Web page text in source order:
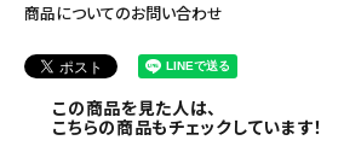
商品についてのお問い合わせ
この商品を見た人は、
こちらの商品もチェックしています！